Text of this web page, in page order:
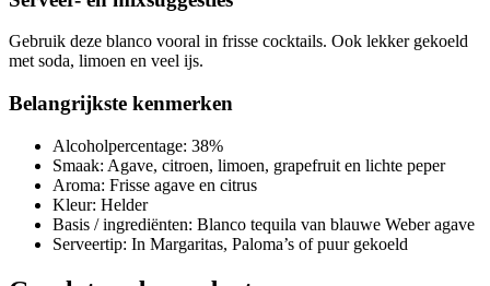
Gebruik deze blanco vooral in frisse cocktails. Ook lekker gekoeld
met soda, limoen en veel ijs.
Belangrijkste kenmerken
Alcoholpercentage: 38%
Smaak: Agave, citroen, limoen, grapefruit en lichte peper
Aroma: Frisse agave en citrus
Kleur: Helder
Basis / ingrediënten: Blanco tequila van blauwe Weber agave
Serveertip: In Margaritas, Paloma’s of puur gekoeld